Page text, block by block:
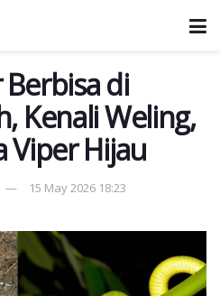
di
Kenali Weling,
Viper Hijau
15 May 2026 18:23